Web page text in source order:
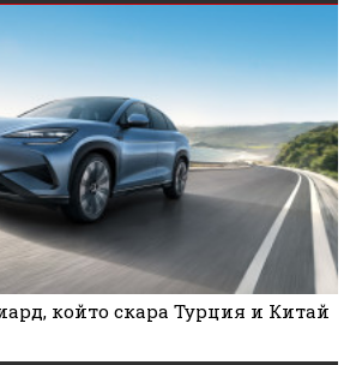
който скара Турция и Китай